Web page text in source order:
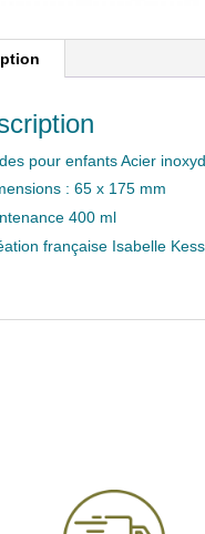
pour enfants Acier
: 65 x 175 mm
400 ml
française Isabelle